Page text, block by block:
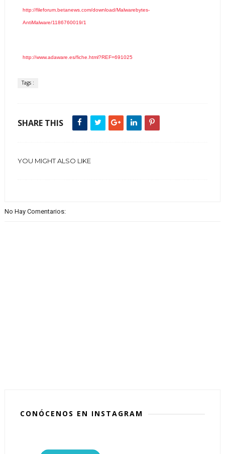
http://fileforum.betanews.com/download/Malwarebytes-
AntiMalware/1186760019/1
http://www.adaware.es/fiche.html?REF=691025
Tags :
SHARE THIS
YOU MIGHT ALSO LIKE
No Hay Comentarios:
CONÓCENOS EN INSTAGRAM